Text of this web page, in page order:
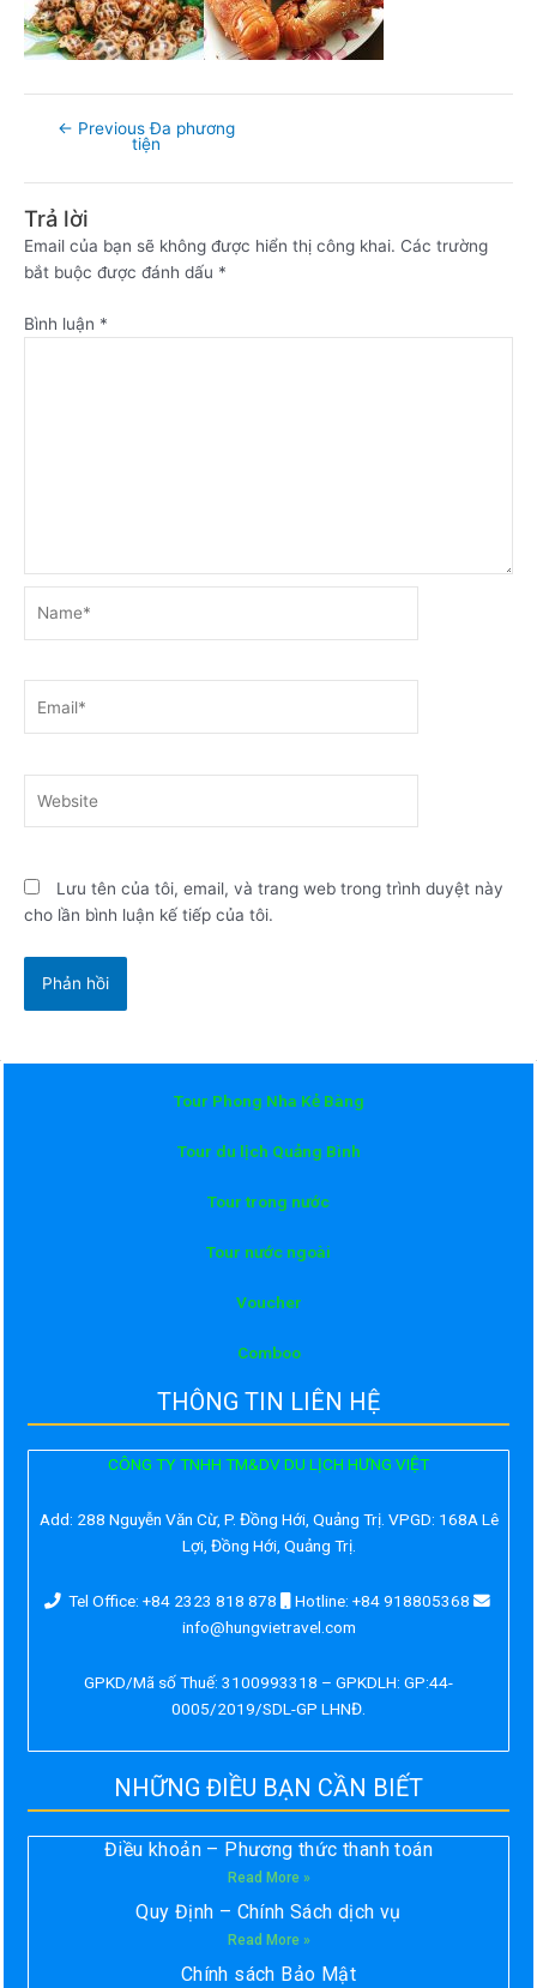
← Previous Đa phương
tiện
Trả lời
Email của bạn sẽ không được hiển thị công khai. Các trường
bắt buộc được đánh dấu *
Bình luận *
Lưu tên của tôi, email, và trang web trong trình duyệt này
cho lần bình luận kế tiếp của tôi.
Tour Phong Nha Kẻ Bàng
Tour du lịch Quảng Bình
Tour trong nước
Tour nước ngoài
Voucher
Comboo
THÔNG TIN LIÊN HỆ
CÔNG TY TNHH TM&DV DU LỊCH HƯNG VIỆT
Add: 288 Nguyễn Văn Cừ, P. Đồng Hới, Quảng Trị. VPGD: 168A Lê
Lợi, Đồng Hới, Quảng Trị.
Tel Office: +84 2323 818 878
Hotline: +84 918805368
info@hungvietravel.com
GPKD/Mã số Thuế: 3100993318 – GPKDLH: GP:44-
0005/2019/SDL-GP LHNĐ.
NHỮNG ĐIỀU BẠN CẦN BIẾT
Điều khoản – Phương thức thanh toán
Read More »
Quy Định – Chính Sách dịch vụ
Read More »
Chính sách Bảo Mật